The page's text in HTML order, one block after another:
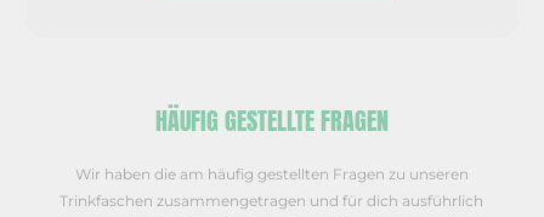
HÄUFIG GESTELLTE FRAGEN
Wir haben die am häufig gestellten Fragen zu unseren
Trinkfaschen zusammengetragen und für dich ausführlich